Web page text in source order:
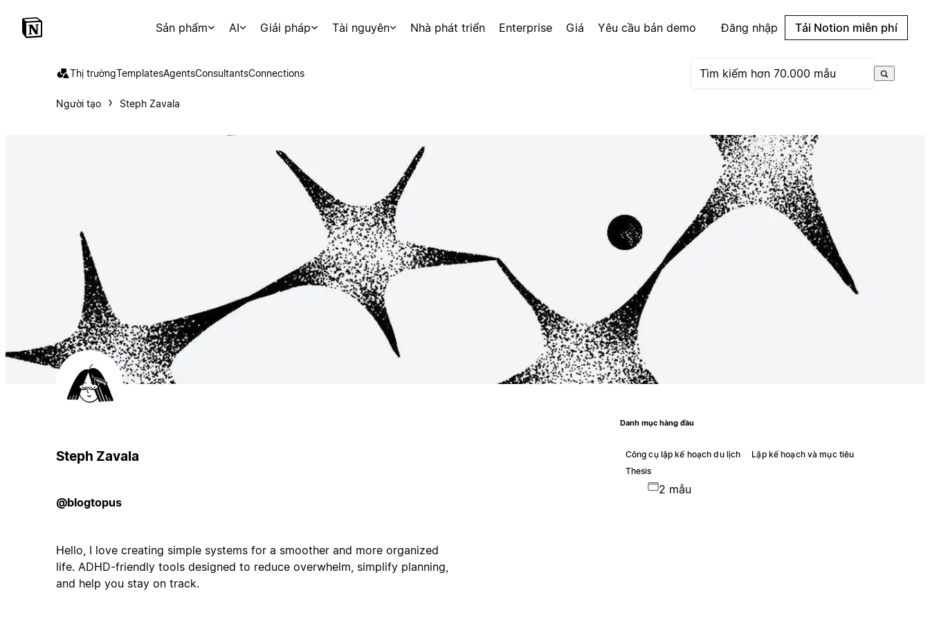
Sản phẩm AI Giải pháp Tài nguyên Nhà phát triển Enterprise Giá Yêu cầu bản demo Đăng nhập Tải Notion miễn phí
Thị trườngTemplatesAgentsConsultantsConnections
Người tạo Steph Zavala
Steph Zavala
@blogtopus
Hello, I love creating simple systems for a smoother and more organized
life. ADHD-friendly tools designed to reduce overwhelm, simplify planning,
and help you stay on track.
Danh mục hàng đầu
Công cụ lập kế hoạch du lịch
Lập kế hoạch và mục tiêu
Thesis
2 mẫu